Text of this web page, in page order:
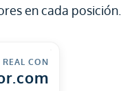
en cada posición.
CON